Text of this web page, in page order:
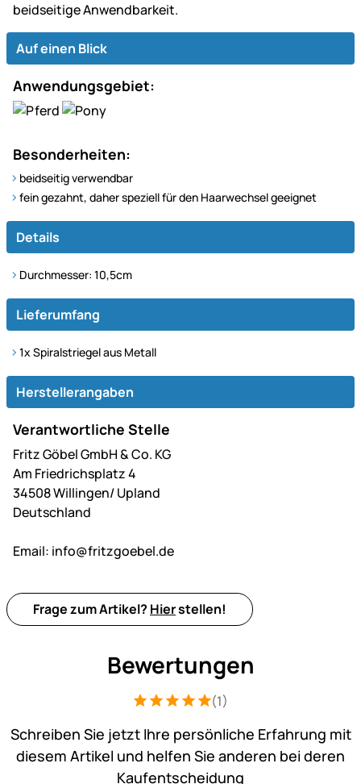
beidseitige Anwendbarkeit.
Auf einen Blick
Anwendungsgebiet:
Besonderheiten:
beidseitig verwendbar
fein gezahnt, daher speziell für den Haarwechsel geeignet
Details
Durchmesser: 10,5cm
Lieferumfang
1x Spiralstriegel aus Metall
Herstellerangaben
Verantwortliche Stelle
Fritz Göbel GmbH & Co. KG
Am Friedrichsplatz 4
34508 Willingen/ Upland
Deutschland
Email: info@fritzgoebel.de
Frage zum Artikel? Hierstellen!
Bewertungen
Bewertung: 5 von 5 (1 Bewertungen)
1 Bewertung(1)
Schreiben Sie jetzt Ihre persönliche Erfahrung mit
diesem Artikel und helfen Sie anderen bei deren
Kaufentscheidung